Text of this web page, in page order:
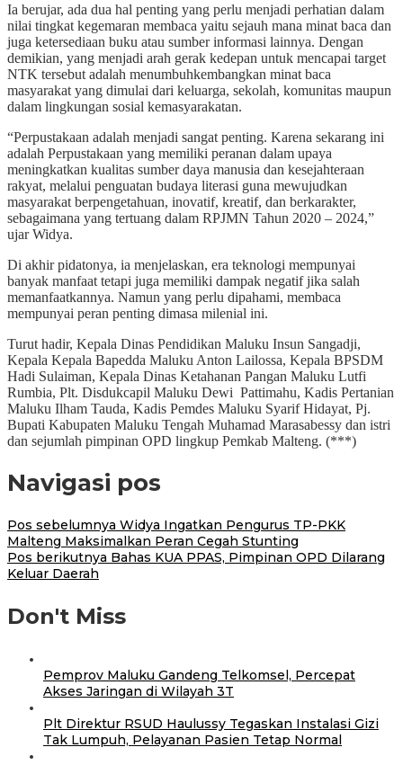
Ia berujar, ada dua hal penting yang perlu menjadi perhatian dalam
nilai tingkat kegemaran membaca yaitu sejauh mana minat baca dan
juga ketersediaan buku atau sumber informasi lainnya. Dengan
demikian, yang menjadi arah gerak kedepan untuk mencapai target
NTK tersebut adalah menumbuhkembangkan minat baca
masyarakat yang dimulai dari keluarga, sekolah, komunitas maupun
dalam lingkungan sosial kemasyarakatan.
“Perpustakaan adalah menjadi sangat penting. Karena sekarang ini
adalah Perpustakaan yang memiliki peranan dalam upaya
meningkatkan kualitas sumber daya manusia dan kesejahteraan
rakyat, melalui penguatan budaya literasi guna mewujudkan
masyarakat berpengetahuan, inovatif, kreatif, dan berkarakter,
sebagaimana yang tertuang dalam RPJMN Tahun 2020 – 2024,”
ujar Widya.
Di akhir pidatonya, ia menjelaskan, era teknologi mempunyai
banyak manfaat tetapi juga memiliki dampak negatif jika salah
memanfaatkannya. Namun yang perlu dipahami, membaca
mempunyai peran penting dimasa milenial ini.
Turut hadir, Kepala Dinas Pendidikan Maluku Insun Sangadji,
Kepala Kepala Bapedda Maluku Anton Lailossa, Kepala BPSDM
Hadi Sulaiman, Kepala Dinas Ketahanan Pangan Maluku Lutfi
Rumbia, Plt. Disdukcapil Maluku Dewi Pattimahu, Kadis Pertanian
Maluku Ilham Tauda, Kadis Pemdes Maluku Syarif Hidayat, Pj.
Bupati Kabupaten Maluku Tengah Muhamad Marasabessy dan istri
dan sejumlah pimpinan OPD lingkup Pemkab Malteng. (***)
Navigasi pos
Pos sebelumnya Widya Ingatkan Pengurus TP-PKK
Malteng Maksimalkan Peran Cegah Stunting
Pos berikutnya Bahas KUA PPAS, Pimpinan OPD Dilarang
Keluar Daerah
Don't Miss
Pemprov Maluku Gandeng Telkomsel, Percepat
Akses Jaringan di Wilayah 3T
Plt Direktur RSUD Haulussy Tegaskan Instalasi Gizi
Tak Lumpuh, Pelayanan Pasien Tetap Normal